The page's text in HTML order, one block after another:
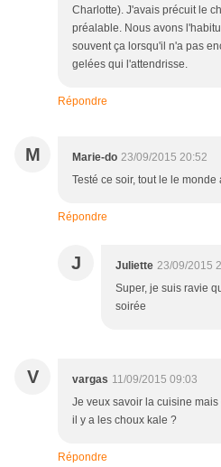
Charlotte). J'avais précuit le
préalable. Nous avons
souvent ça lorsqu'il n'a pas
gelées qui l'attendrisse.
Répondre
M Marie-do 23/09/2015 20:52
Testé ce soir, tout le le
Répondre
J Juliette 23/09/2015
Super, je suis ravie
soirée
V vargas 11/09/2015 09:03
Je veux savoir la cuisine
il y a les choux kale ?
Répondre